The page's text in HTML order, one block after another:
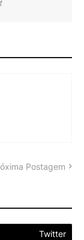
Postagem
Twitter